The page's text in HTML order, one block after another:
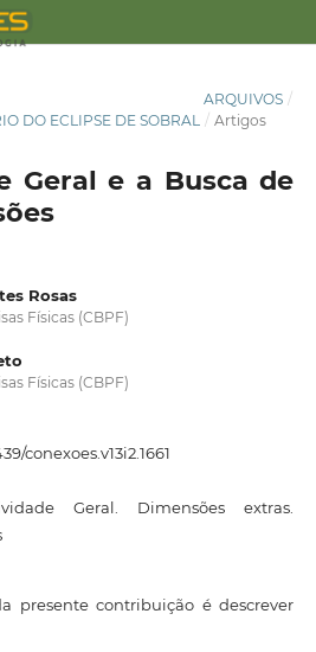
ARQUIVOS /
DO ECLIPSE DE SOBRAL / Artigos
Geral e a Busca de
Rosas
Físicas (CBPF)
Físicas (CBPF)
conexoes.v13i2.1661
Geral. Dimensões extras.
presente contribuição é descrever